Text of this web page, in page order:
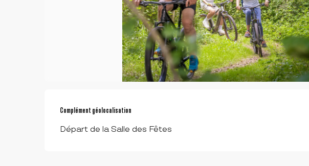
Complément géolocalisation
Complément géolocalisation
Départ de la Salle des Fêtes